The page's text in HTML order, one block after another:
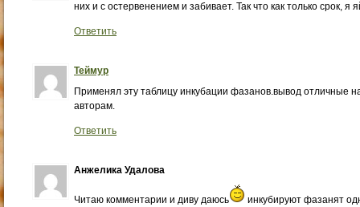
них и с остервенением и забивает. Так что как только срок, я
Ответить
Теймур
Применял эту таблицу инкубации фазанов.вывод отличные
авторам.
Ответить
Анжелика Удалова
Читаю комментарии и диву даюсь
инкубируют фазанят